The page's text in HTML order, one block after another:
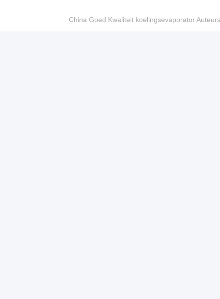
China Goed Kwaliteit koelingsevaporator